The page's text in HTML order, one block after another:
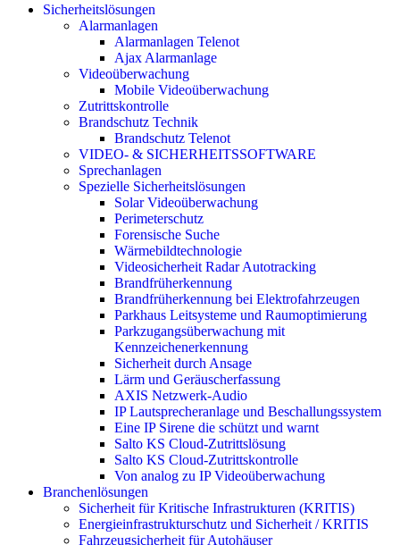
Sicherheitslösungen
Alarmanlagen
Alarmanlagen Telenot
Ajax Alarmanlage
Videoüberwachung
Mobile Videoüberwachung
Zutrittskontrolle
Brandschutz Technik
Brandschutz Telenot
VIDEO- & SICHERHEITSSOFTWARE
Sprechanlagen
Spezielle Sicherheitslösungen
Solar Videoüberwachung
Perimeterschutz
Forensische Suche
Wärmebildtechnologie
Videosicherheit Radar Autotracking​
Brandfrüherkennung
Brandfrüherkennung bei Elektrofahrzeugen
Parkhaus Leitsysteme und Raumoptimierung
Parkzugangsüberwachung mit
Kennzeichenerkennung
Sicherheit durch Ansage
Lärm und Geräuscherfassung
AXIS Netzwerk-Audio
IP Lautsprecheranlage und Beschallungssystem
Eine IP Sirene die schützt und warnt
Salto KS Cloud-Zutrittslösung
Salto KS Cloud-Zutrittskontrolle
Von analog zu IP Videoüberwachung
Branchenlösungen
Sicherheit für Kritische Infrastrukturen (KRITIS)
Energieinfrastrukturschutz und Sicherheit / KRITIS
Fahrzeugsicherheit für Autohäuser